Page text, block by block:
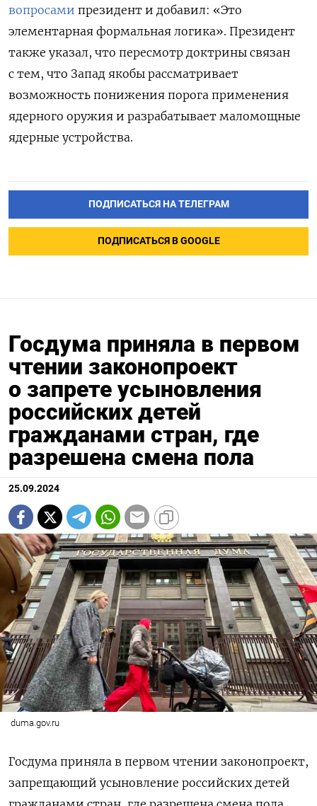
вопросами президент и добавил: «Это
элементарная формальная логика». Президент
также указал, что пересмотр доктрины связан
с тем, что Запад якобы рассматривает
возможность понижения порога применения
ядерного оружия и разрабатывает маломощные
ядерные устройства.
ПОДПИСАТЬСЯ НА ТЕЛЕГРАМ
ПОДПИСАТЬСЯ В GOOGLE
Госдума приняла в первом
чтении законопроект
о запрете усыновления
российских детей
гражданами стран, где
разрешена смена пола
25.09.2024
duma.gov.ru
Госдума приняла в первом чтении законопроект,
запрещающий усыновление российских детей